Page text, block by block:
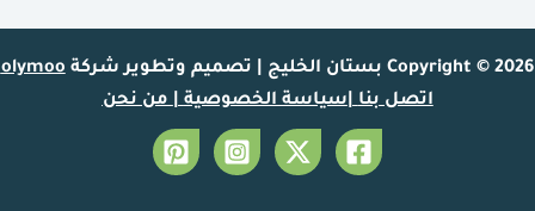
Copyright © 2026 بستان الخليج | تصميم وتطوير شركة
olymoo
اتصل بنا|سياسة الخصوصية|من نحن